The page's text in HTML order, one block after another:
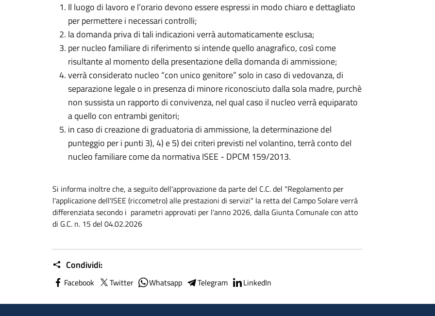
Il luogo di lavoro e l’orario devono essere espressi in modo chiaro e dettagliato
per permettere i necessari controlli;
la domanda priva di tali indicazioni verrà automaticamente esclusa;
per nucleo familiare di riferimento si intende quello anagrafico, così come
risultante al momento della presentazione della domanda di ammissione;
verrà considerato nucleo “con unico genitore” solo in caso di vedovanza, di
separazione legale o in presenza di minore riconosciuto dalla sola madre, purchè
non sussista un rapporto di convivenza, nel qual caso il nucleo verrà equiparato
a quello con entrambi genitori;
in caso di creazione di graduatoria di ammissione, la determinazione del
punteggio per i punti 3), 4) e 5) dei criteri previsti nel volantino, terrà conto del
nucleo familiare come da normativa ISEE - DPCM 159/2013.
Si informa inoltre che, a seguito dell'approvazione da parte del C.C. del "Regolamento per
l'applicazione dell'ISEE (riccometro) alle prestazioni di servizi" la retta del Campo Solare verrà
differenziata secondo i parametri approvati per l'anno 2026, dalla Giunta Comunale con atto
di G.C. n. 15 del 04.02.2026
Condividi:
Facebook Twitter Whatsapp Telegram LinkedIn